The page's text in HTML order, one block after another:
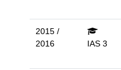
2015 /
2016
IAS 3